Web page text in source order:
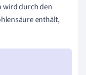
wird durch den
enthält,